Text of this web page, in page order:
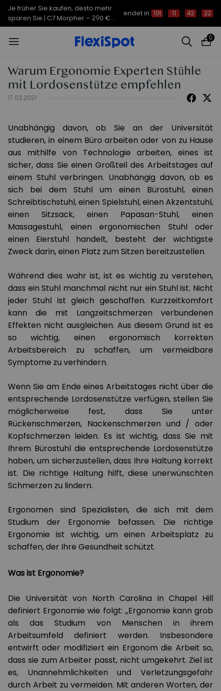
Je früher Sie kaufen, desto mehr
sparen Sie | C7 Morpher – 290 €
Rabatt
endet in 10t : 11 : 42 : 21
0
Warum Ergonomie Experten Stühle
mit Lordosenstütze empfehlen
17.03.2021
Unabhängig davon, ob Sie an der Universität
studieren, in einem Büro arbeiten oder von zu Hause
aus mithilfe von Technologie arbeiten, eines ist
sicher, dass Sie einen Großteil des Arbeitstages auf
einem Stuhl verbringen. Unabhängig davon, ob es
sich bei dem Stuhl um einen Bürostuhl, einen
Schreibtischstuhl, einen Spielstuhl, einen Akzentstuhl,
einen Sitzsack, einen Papasan-Stuhl, einen
Massagestuhl, einen ergonomischen Stuhl oder
einen Eierstuhl handelt, besteht der wichtigste
Zweck darin, einen Platz zum Sitzen bereitzustellen.
Während dies wahr ist, ist es wichtig zu verstehen,
dass ein Stuhl manchmal nicht nur ein Stuhl ist. Nicht
jeder Stuhl ist gleich geschaffen. Kurzzeitkomfort
kann die mit Langzeitschmerzen verbundenen
Effekten nicht ausgleichen. Aus diesem Grund ist es
so wichtig, einen ergonomisch korrekten
Arbeitsbereich zu schaffen, um vermeidbare
Symptome zu verhindern.
Wenn Sie am Ende eines Arbeitstages nicht über die
entsprechende Lordosenstütze verfügen, stellen Sie
möglicherweise fest, dass Sie unter
Rückenschmerzen, Nackenschmerzen und / oder
Kopfschmerzen leiden. Es ist wichtig, dass Sie mit
Ihrem Bürostuhl die entsprechende Lordosenstütze
haben, um sicherzustellen, dass Ihre Haltung korrekt
ist. Die richtige Haltung hilft, diese unerwünschten
Schmerzen zu lindern.
Ergonomen sind Spezialisten, die sich mit dem
Studium der Ergonomie befassen. Die richtige
Ergonomie ist wichtig, um einen Arbeitsplatz zu
schaffen, der Ihre Gesundheit schützt.
Was ist Ergonomie?
Die Universität von North Carolina in Chapel Hill
definiert Ergonomie wie folgt: „Ergonomie kann grob
als das Studium von Menschen in ihrem
Arbeitsumfeld definiert werden. Insbesondere
entwirft oder modifiziert ein Ergonom die Arbeit so,
dass sie zum Arbeiter passt, nicht umgekehrt. Ziel ist
es, Unannehmlichkeiten und Verletzungsgefahr
durch Arbeit zu vermeiden. Mit anderen Worten, der